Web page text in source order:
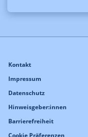
Kontakt
Impressum
Datenschutz
Hinweisgeber:innen
Barrierefreiheit
Cookie Präferenzen